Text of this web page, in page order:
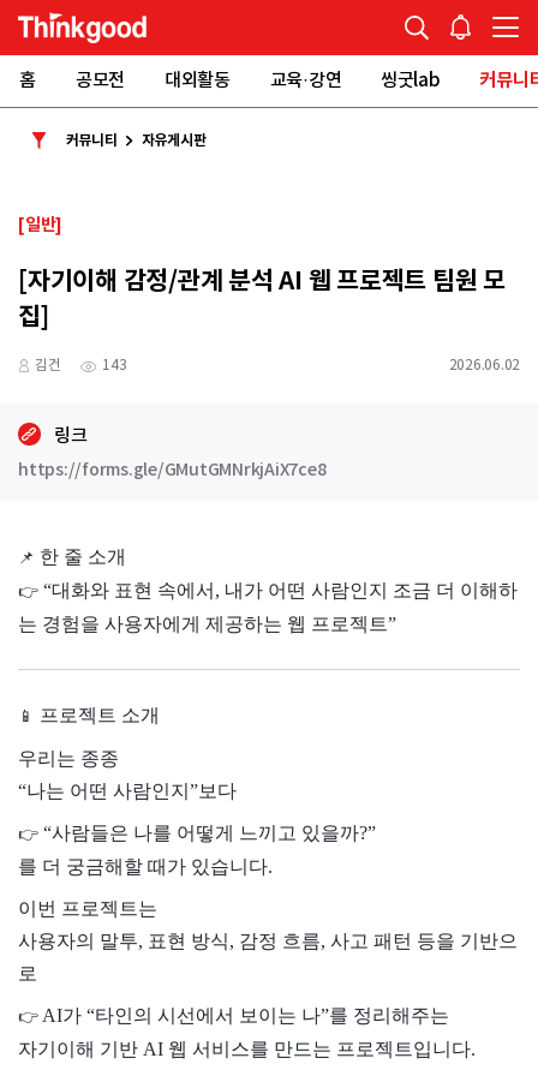
홈 공모전 대외활동 교육·강연 씽굿lab 커뮤니
커뮤니티 자유게시판
[일반]
[자기이해 감정/관계 분석 AI 웹 프로젝트 팀원 모
집]
김건 143 2026.06.02
링크
https://forms.gle/GMutGMNrkjAiX7ce8
📌 한 줄 소개
👉 “대화와 표현 속에서, 내가 어떤 사람인지 조금 더 이해하
는 경험을 사용자에게 제공하는 웹 프로젝트”
📱 프로젝트 소개
우리는 종종
“나는 어떤 사람인지”보다
👉 “사람들은 나를 어떻게 느끼고 있을까?”
를 더 궁금해할 때가 있습니다.
이번 프로젝트는
사용자의 말투, 표현 방식, 감정 흐름, 사고 패턴 등을 기반으
로
👉 AI가 “타인의 시선에서 보이는 나”를 정리해주는
자기이해 기반 AI 웹 서비스를 만드는 프로젝트입니다.